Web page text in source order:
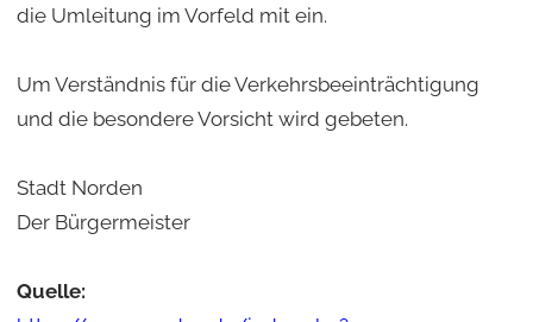
die Umleitung im Vorfeld mit ein.
Um Verständnis für die Verkehrsbeeinträchtigung
und die besondere Vorsicht wird gebeten.
Stadt Norden
Der Bürgermeister
Quelle: